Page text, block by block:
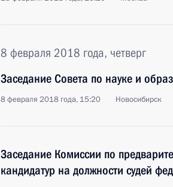
8 февраля 2018 года, четверг
Заседание Совета по науке и
8 февраля 2018 года, 15:20 Новосибирск
Заседание Комиссии по
кандидатур на должности судей